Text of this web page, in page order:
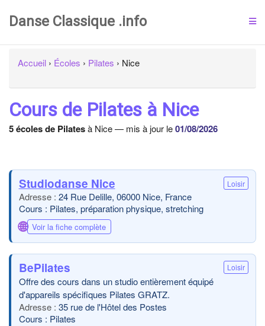
Danse Classique .info
Accueil › Écoles › Pilates › Nice
Cours de Pilates à Nice
5 écoles de Pilatesà Nice — mis à jour le01/08/2026
Studiodanse Nice Loisir
24 Rue Delille, 06000 Nice, France
Cours : Pilates, préparation physique, stretching
🌐 Voir la fiche complète
BePilates Loisir
Offre des cours dans un studio entièrement équipé
d'appareils spécifiques Pilates GRATZ.
35 rue de l'Hôtel des Postes
Cours : Pilates